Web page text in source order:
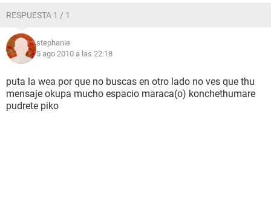
RESPUESTA 1 / 1
stephanie
5 ago 2010 a las 22:18
puta la wea por que no buscas en otro lado no ves que thu
mensaje okupa mucho espacio maraca(o) konchethumare
pudrete piko